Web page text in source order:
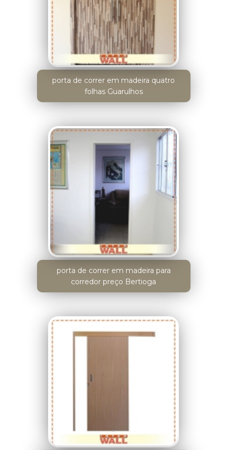
porta de correr em madeira quatro
folhas Guarulhos
porta de correr em madeira para
corredor preço Bertioga